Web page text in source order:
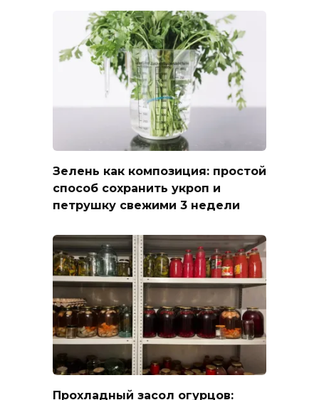
Зелень как композиция: простой
способ сохранить укроп и
петрушку свежими 3 недели
Прохладный засол огурцов: